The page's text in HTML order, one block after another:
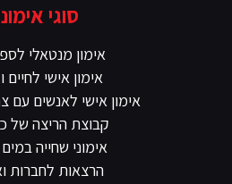
סוגי
אימון מנטאלי
אימון אישי לחיים
אימון אישי לאנשים עם
קבוצת הריצה של
אימוני שחייה
הרצאות לחברות